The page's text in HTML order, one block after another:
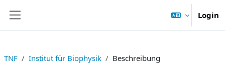
Login
TNF Institut für Biophysik Beschreibung